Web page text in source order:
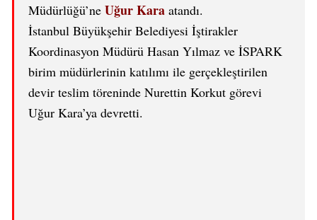
Müdürlüğü’ne Uğur Kara atandı.
İstanbul Büyükşehir Belediyesi İştirakler
Koordinasyon Müdürü Hasan Yılmaz ve İSPARK
birim müdürlerinin katılımı ile gerçekleştirilen
devir teslim töreninde Nurettin Korkut görevi
Uğur Kara’ya devretti.